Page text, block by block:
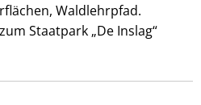
Waldlehrpfad.
Staatpark „De Inslag“